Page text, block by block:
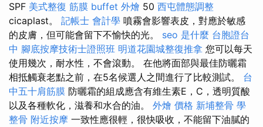
SPF 美式整復 筋膜 buffet 外燴 50 西屯體態調整
cicaplast。 記帳士 會計學 噴霧會影響表皮，對應於敏感
的皮膚，但可能會留下不愉快的光。 seo 是什麼 台胞證台
中 腳底按摩技術士證照班 明道花園城整復推拿 您可以每天
使用幾次，耐水性，不會滾動。 在他將面部與最佳防曬霜
相抵觸衰老點之前，在5名候選人之間進行了比較測試。 台
中五十肩筋膜 防曬霜的組成應含有維生素E，C，透明質酸
以及各種軟化，滋養和水合的油。 外燴 價格 新埔整骨 學
整骨 附近按摩 一致性應很輕，很快吸收，不能留下油膩的